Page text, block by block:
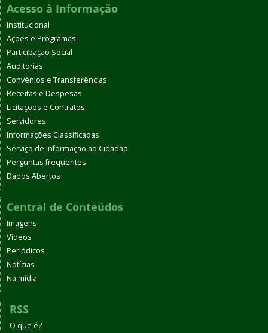
Acesso à Informação
Institucional
Ações e Programas
Participação Social
Auditorias
Convênios e Transferências
Receitas e Despesas
Licitações e Contratos
Servidores
Informações Classificadas
Serviço de Informação ao Cidadão
Perguntas frequentes
Dados Abertos
Central de Conteúdos
Imagens
Vídeos
Periódicos
Notícias
Na mídia
RSS
O que é?